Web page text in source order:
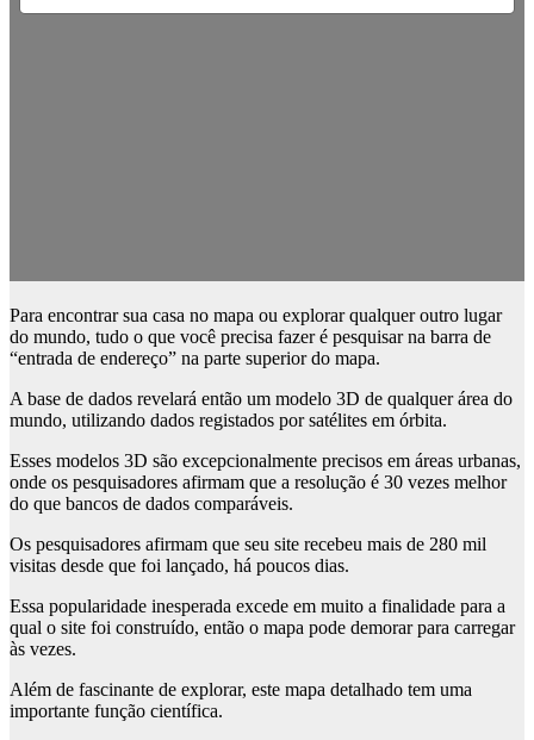
Para encontrar sua casa no mapa ou explorar qualquer outro lugar
do mundo, tudo o que você precisa fazer é pesquisar na barra de
“entrada de endereço” na parte superior do mapa.
A base de dados revelará então um modelo 3D de qualquer área do
mundo, utilizando dados registados por satélites em órbita.
Esses modelos 3D são excepcionalmente precisos em áreas urbanas,
onde os pesquisadores afirmam que a resolução é 30 vezes melhor
do que bancos de dados comparáveis.
Os pesquisadores afirmam que seu site recebeu mais de 280 mil
visitas desde que foi lançado, há poucos dias.
Essa popularidade inesperada excede em muito a finalidade para a
qual o site foi construído, então o mapa pode demorar para carregar
às vezes.
Além de fascinante de explorar, este mapa detalhado tem uma
importante função científica.